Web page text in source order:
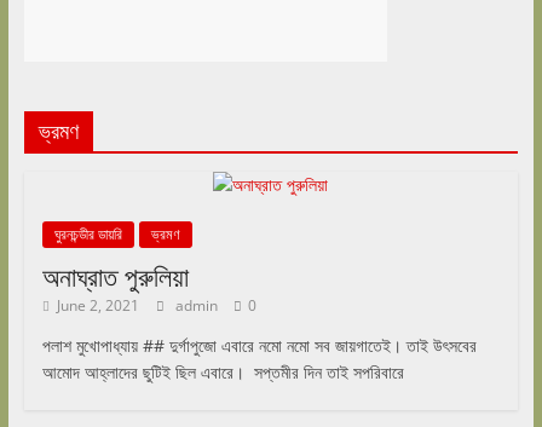
ভ্রমণ
ঘুরনচন্ডীর ডায়রি ভ্রমণ
অনাঘ্রাত পুরুলিয়া
June 2, 2021 admin 0
পলাশ মুখোপাধ্যায় ## দুর্গাপুজো এবারে নমো নমো সব জায়গাতেই। তাই উৎসবের
আমোদ আহ্লাদের ছুটিই ছিল এবারে। সপ্তমীর দিন তাই সপরিবারে